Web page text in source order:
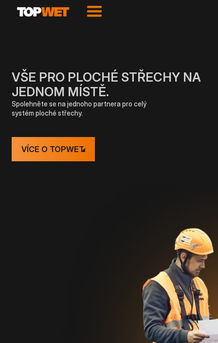
VŠE PRO PLOCHÉ STŘECHY NA
JEDNOM MÍSTĚ.
Spolehněte se na jednoho partnera pro celý
systém ploché střechy.
VÍCE O TOPWET